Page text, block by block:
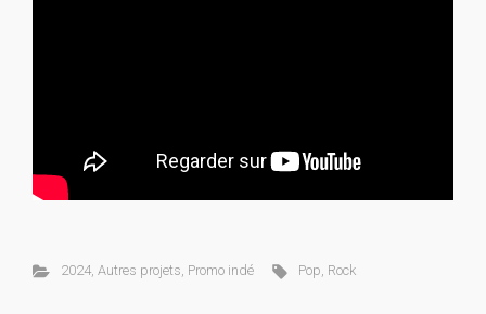
2024, Autres projets, Promo indé Pop, Rock